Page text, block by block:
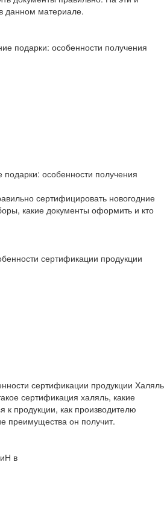
данном материале.
особенности получения
сертифицировать новогодние
какие документы оформить и кто
сертификации продукции Халяль
сертификация халяль, какие
к продукции, как производителю
преимущества он получит.